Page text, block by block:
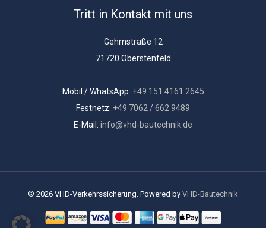
Tritt in Kontakt mit uns
Gehrnstraße 12
71720 Oberstenfeld
Mobil / WhatsApp: +49 151 4161 2645
Festnetz: +49 7062 / 662 9489
E-Mail: info@vhd-bautechnik.de
© 2026 VHD-Verkehrssicherung. Powered by VHD-Bautechnik